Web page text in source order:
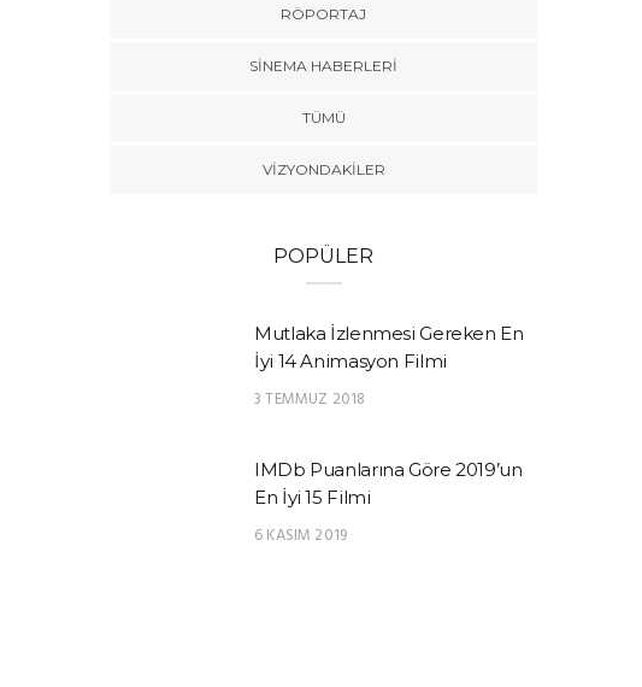
RÖPORTAJ
SINEMA HABERLERI
TÜMÜ
VIZYONDAKILER
POPÜLER
Mutlaka İzlenmesi Gereken En
İyi 14 Animasyon Filmi
3 TEMMUZ 2018
IMDb Puanlarına Göre 2019’un
En İyi 15 Filmi
6 KASIM 2019